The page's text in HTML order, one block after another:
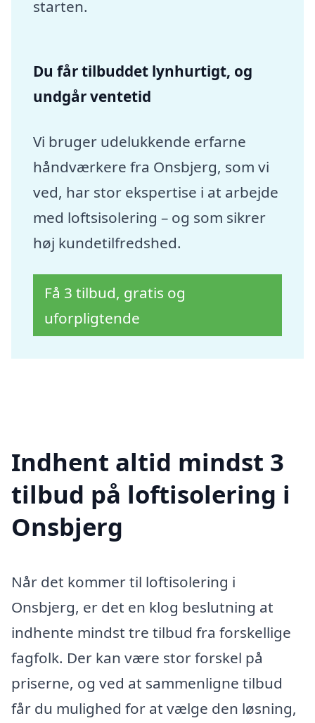
starten.
Du får tilbuddet lynhurtigt, og
undgår ventetid
Vi bruger udelukkende erfarne
håndværkere fra Onsbjerg, som vi
ved, har stor ekspertise i at arbejde
med loftsisolering – og som sikrer
høj kundetilfredshed.
Få 3 tilbud, gratis og
uforpligtende
Indhent altid mindst 3
tilbud på loftisolering i
Onsbjerg
Når det kommer til loftisolering i
Onsbjerg, er det en klog beslutning at
indhente mindst tre tilbud fra forskellige
fagfolk. Der kan være stor forskel på
priserne, og ved at sammenligne tilbud
får du mulighed for at vælge den løsning,